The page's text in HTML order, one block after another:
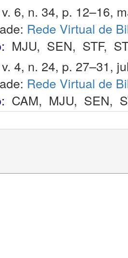
6, n. 34, p. 12–16,
Rede Virtual de
MJU, SEN, STF,
4, n. 24, p. 27–31,
Rede Virtual de
CAM, MJU, SEN,